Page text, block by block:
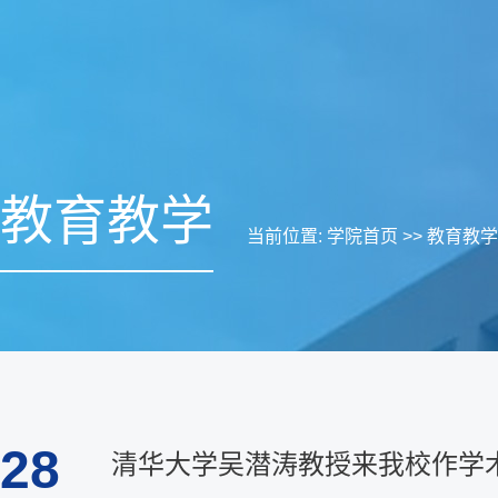
教育教学 当前位置: 学院首页 >> 教育教学
28 清华大学吴潜涛教授来我校作学